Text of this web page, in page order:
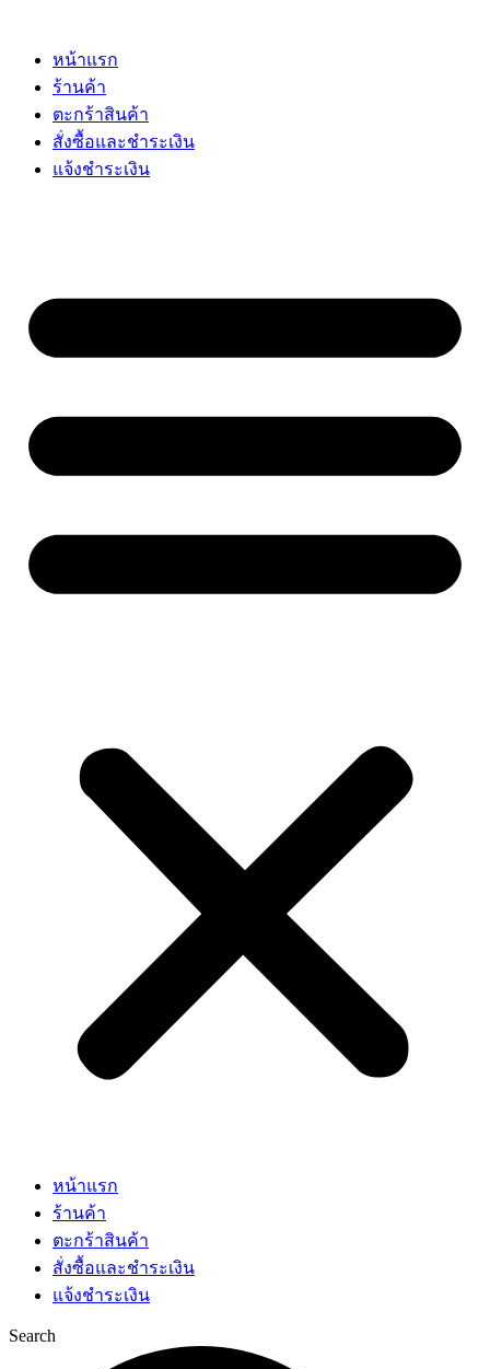
contentหน้าแรก
ร้านค้า
ตะกร้าสินค้า
สั่งซื้อและชำระเงิน
แจ้งชำระเงิน
หน้าแรก
ร้านค้า
ตะกร้าสินค้า
สั่งซื้อและชำระเงิน
แจ้งชำระเงิน
Search